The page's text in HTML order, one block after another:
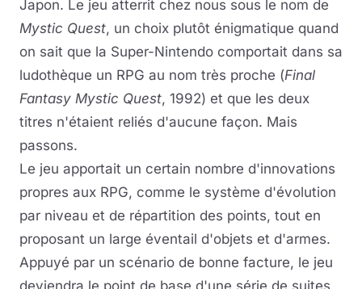
Japon. Le jeu atterrit chez nous sous le nom de
Mystic Quest, un choix plutôt énigmatique quand
on sait que la Super-Nintendo comportait dans sa
ludothèque un RPG au nom très proche (Final
Fantasy Mystic Quest, 1992) et que les deux
titres n'étaient reliés d'aucune façon. Mais
passons.
Le jeu apportait un certain nombre d'innovations
propres aux RPG, comme le système d'évolution
par niveau et de répartition des points, tout en
proposant un large éventail d'objets et d'armes.
Appuyé par un scénario de bonne facture, le jeu
deviendra le point de base d'une série de suites